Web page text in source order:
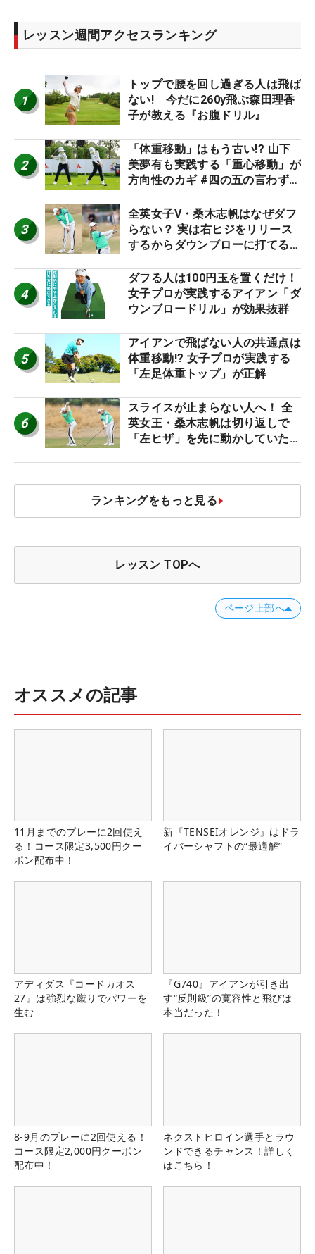
レッスン週間アクセスランキング
1
トップで腰を回し過ぎる人は飛ば
ない! 今だに260y飛ぶ森田理香
子が教える『お腹ドリル』
2
「体重移動」はもう古い!? 山下
美夢有も実践する「重心移動」が
方向性のカギ #四の五の言わず振
3
全英女子V・桑木志帆はなぜダフ
らない？ 実は右ヒジをリリース
するからダウンブローに打てる #
4
ダフる人は100円玉を置くだけ！
女子プロが実践するアイアン「ダ
ウンブロードリル」が効果抜群
5
アイアンで飛ばない人の共通点は
体重移動!? 女子プロが実践する
「左足体重トップ」が正解
6
スライスが止まらない人へ！ 全
英女王・桑木志帆は切り返しで
「左ヒザ」を先に動かしていた
ランキングをもっと見る
レッスン TOPへ
ページ上部へ
オススメの記事
11月までのプレーに2回使え
る！コース限定3,500円クー
ポン配布中！
新『TENSEIオレンジ』はドラ
イバーシャフトの“最適解”
アディダス『コードカオス
27』は強烈な蹴りでパワーを
生む
『G740』アイアンが引き出
す“反則級”の寛容性と飛びは
本当だった！
8-9月のプレーに2回使える！
コース限定2,000円クーポン
配布中！
ネクストヒロイン選手とラウ
ンドできるチャンス！詳しく
はこちら！